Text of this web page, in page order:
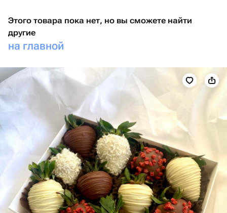
Этого товара пока нет, но вы сможете найти
другие
на главной